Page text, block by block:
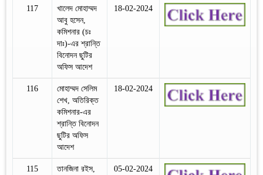
117
খালেদ মোহাম্মদ
আবু হসেন,
কমিশনার (চঃ
দাঃ)-এর শ্রান্তি
বিনোদন ছুটির
অফিস আদেশ
18-02-2024
116
মোহাম্মদ সেলিম
শেখ, অতিরিক্ত
কমিশনার-এর
শ্রান্তি বিনোদন
ছুটির অফিস
আদেশ
18-02-2024
115
তানজিনা রইস,
05-02-2024